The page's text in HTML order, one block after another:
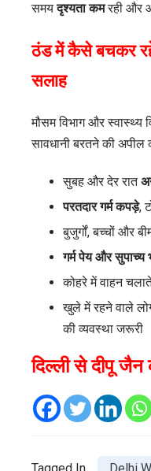
समयदृश्यता कमरही और
ठंड में कैसे बचकर
सलाह
मौसम विभाग और स्वास्थ्य
सावधानी बरतने की अपील
सुबह और देर रात
परतदार गर्म कपड़े,
बुजुर्गों, बच्चों और
गर्म पेय और सुपाच्य
कोहरे में वाहन
खुले में रहने वाले
की व्यवस्था जरूरी
दिल्ली से दीपू जैन